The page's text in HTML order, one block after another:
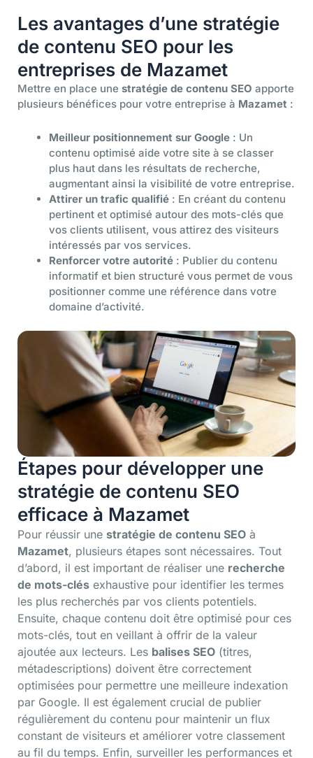
Les avantages d’une stratégie
de contenu SEO pour les
entreprises de Mazamet
Mettre en place une stratégie de contenu SEO apporte
plusieurs bénéfices pour votre entreprise à Mazamet :
Meilleur positionnement sur Google : Un
contenu optimisé aide votre site à se classer
plus haut dans les résultats de recherche,
augmentant ainsi la visibilité de votre entreprise.
Attirer un trafic qualifié : En créant du contenu
pertinent et optimisé autour des mots-clés que
vos clients utilisent, vous attirez des visiteurs
intéressés par vos services.
Renforcer votre autorité : Publier du contenu
informatif et bien structuré vous permet de vous
positionner comme une référence dans votre
domaine d’activité.
Étapes pour développer une
stratégie de contenu SEO
efficace à Mazamet
Pour réussir une stratégie de contenu SEO à
Mazamet, plusieurs étapes sont nécessaires. Tout
d’abord, il est important de réaliser une recherche
de mots-clés exhaustive pour identifier les termes
les plus recherchés par vos clients potentiels.
Ensuite, chaque contenu doit être optimisé pour ces
mots-clés, tout en veillant à offrir de la valeur
ajoutée aux lecteurs. Les balises SEO (titres,
métadescriptions) doivent être correctement
optimisées pour permettre une meilleure indexation
par Google. Il est également crucial de publier
régulièrement du contenu pour maintenir un flux
constant de visiteurs et améliorer votre classement
au fil du temps. Enfin, surveiller les performances et